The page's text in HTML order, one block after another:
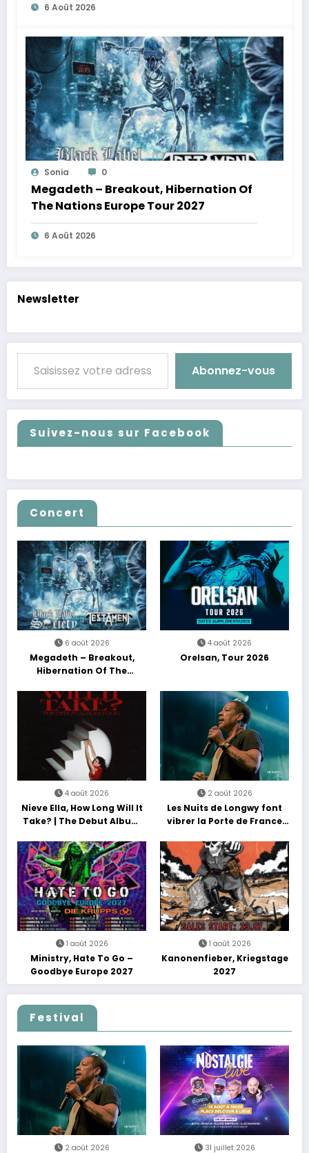
6 Août 2026
Sonia 0
Megadeth – Breakout, Hibernation Of
The Nations Europe Tour 2027
6 Août 2026
Newsletter
Saisissez votre adresse e-mail…
Abonnez-vous
Suivez-nous sur Facebook
Concert
6 août 2026
Megadeth – Breakout,
Hibernation Of The
4 août 2026
Orelsan, Tour 2026
4 août 2026
Nieve Ella, How Long Will It
Take? | The Debut Album
2 août 2026
Les Nuits de Longwy font
vibrer la Porte de France
découvertes et énergie
reggae
1 août 2026
Ministry, Hate To Go –
Goodbye Europe 2027
1 août 2026
Kanonenfieber, Kriegstage
2027
Festival
2 août 2026 31 juillet 2026